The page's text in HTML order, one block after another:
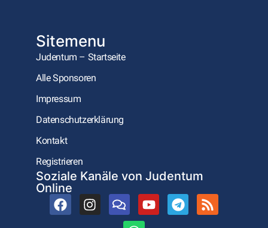
Sitemenu
Judentum – Startseite
Alle Sponsoren
Impressum
Datenschutzerklärung
Kontakt
Registrieren
Soziale Kanäle von Judentum
Online